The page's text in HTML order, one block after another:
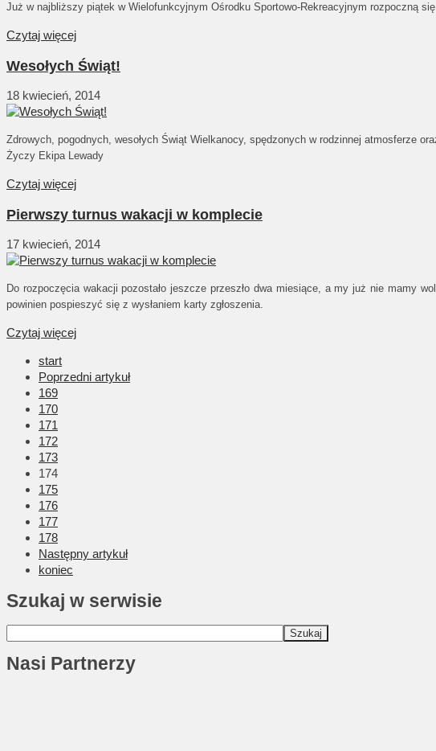
Już w najbliższy piątek w Wielofunkcyjnym Ośrodku Sportowo-Rekreacyjnym rozpoczną
Czytaj więcej
Wesołych Świąt!
18 kwiecień, 2014
Zdrowych, pogodnych, wesołych Świąt Wielkanocy, spędzonych w rodzinnej atmosferze
Życzy Ekipa Lewady
Czytaj więcej
Pierwszy turnus wakacji w komplecie
17 kwiecień, 2014
Do rozpoczęcia wakacji pozostało jeszcze przeszło dwa miesiące, a my już nie mamy
powinien pospieszyć się z wysłaniem karty zgłoszenia.
Czytaj więcej
start
Poprzedni artykuł
169
170
171
172
173
174
175
176
177
178
Następny artykuł
koniec
Szukaj w serwisie
Nasi Partnerzy